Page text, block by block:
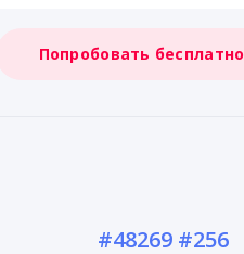
Попробовать бесплатно
#48269 #256